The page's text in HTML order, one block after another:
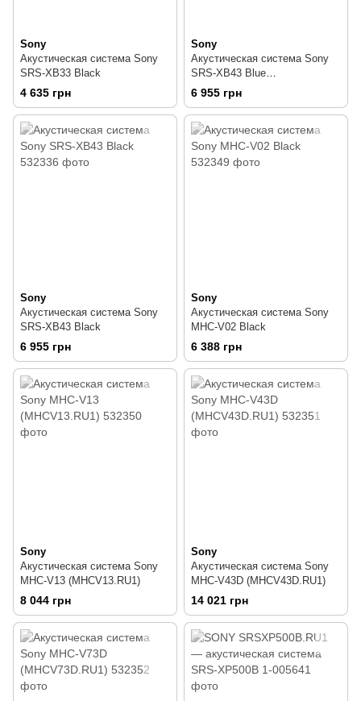
Sony
Акустическая система Sony
SRS-XB33 Black
4 635 грн
Sony
Акустическая система Sony
SRS-XB43 Blue
(SRSXB43L.RU4)
6 955 грн
Sony
Акустическая система Sony
SRS-XB43 Black
6 955 грн
Sony
Акустическая система Sony
MHC-V02 Black
6 388 грн
Sony
Акустическая система Sony
MHC-V13 (MHCV13.RU1)
8 044 грн
Sony
Акустическая система Sony
MHC-V43D (MHCV43D.RU1)
14 021 грн